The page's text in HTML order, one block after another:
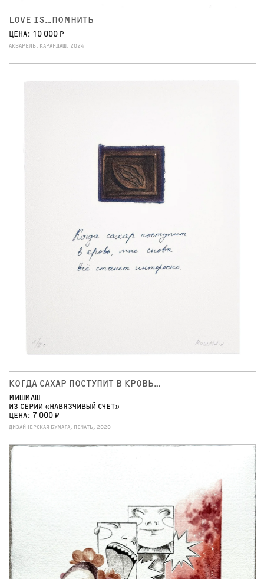
LOVE IS…ПОМНИТЬ
ЦЕНА: 10 000 ₽
АКВАРЕЛЬ, КАРАНДАШ, 2024
КОГДА САХАР ПОСТУПИТ В КРОВЬ…
МИШМАШ
ИЗ СЕРИИ «НАВЯЗЧИВЫЙ СЧЕТ»
ЦЕНА: 7 000 ₽
ДИЗАЙНЕРСКАЯ БУМАГА, ПЕЧАТЬ, 2020